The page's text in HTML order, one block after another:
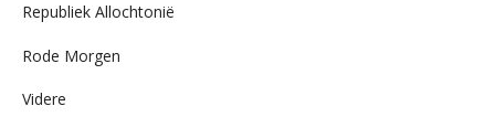
Republiek Allochtonië
Rode Morgen
Videre